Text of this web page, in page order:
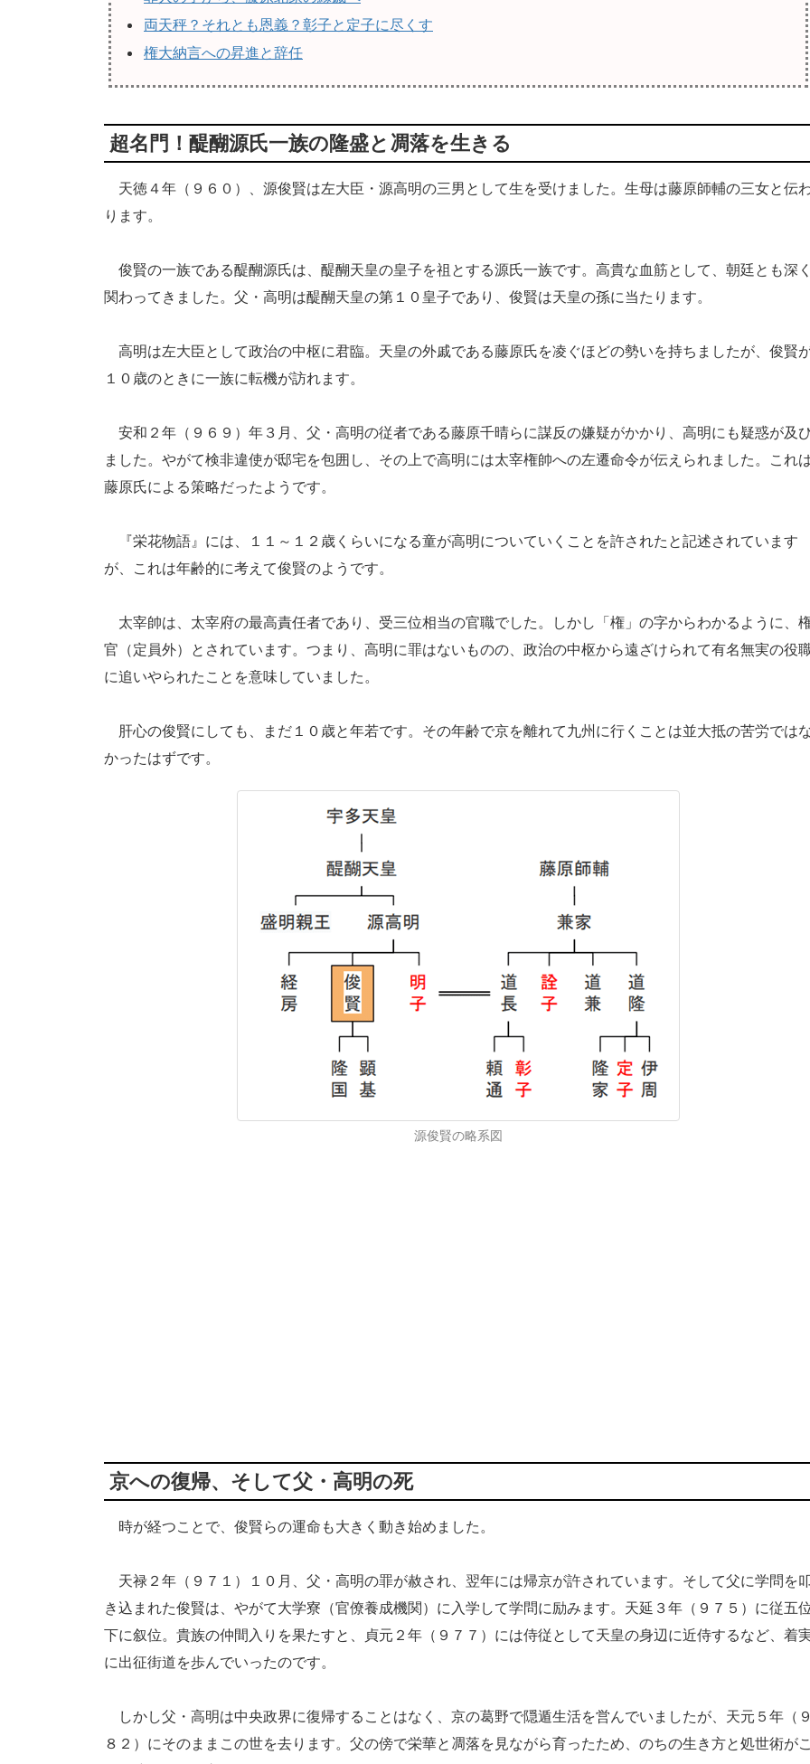
両天秤？それとも恩義？彰子と定子に尽くす
権大納言への昇進と辞任
超名門！醍醐源氏一族の隆盛と凋落を生きる
天徳４年（９６０）、源俊賢は左大臣・源高明の三男として生を受けました。生母は藤原師輔の三女と伝
ります。
俊賢の一族である醍醐源氏は、醍醐天皇の皇子を祖とする源氏一族です。高貴な血筋として、朝廷とも深く
関わってきました。父・高明は醍醐天皇の第１０皇子であり、俊賢は天皇の孫に当たります。
高明は左大臣として政治の中枢に君臨。天皇の外戚である藤原氏を凌ぐほどの勢いを持ちましたが、俊賢
１０歳のときに一族に転機が訪れます。
安和２年（９６９）年３月、父・高明の従者である藤原千晴らに謀反の嫌疑がかかり、高明にも疑惑が及
ました。やがて検非違使が邸宅を包囲し、その上で高明には太宰権帥への左遷命令が伝えられました。これ
藤原氏による策略だったようです。
『栄花物語』には、１１～１２歳くらいになる童が高明についていくことを許されたと記述されています
が、これは年齢的に考えて俊賢のようです。
太宰帥は、太宰府の最高責任者であり、受三位相当の官職でした。しかし「権」の字からわかるように、
官（定員外）とされています。つまり、高明に罪はないものの、政治の中枢から遠ざけられて有名無実の役
に追いやられたことを意味していました。
肝心の俊賢にしても、まだ１０歳と年若です。その年齢で京を離れて九州に行くことは並大抵の苦労では
かったはずです。
源俊賢の略系図
京への復帰、そして父・高明の死
時が経つことで、俊賢らの運命も大きく動き始めました。
天禄２年（９７１）１０月、父・高明の罪が赦され、翌年には帰京が許されています。そして父に学問を
き込まれた俊賢は、やがて大学寮（官僚養成機関）に入学して学問に励みます。天延３年（９７５）に従五
下に叙位。貴族の仲間入りを果たすと、貞元２年（９７７）には侍従として天皇の身辺に近侍するなど、着
に出征街道を歩んでいったのです。
しかし父・高明は中央政界に復帰することはなく、京の葛野で隠遁生活を営んでいましたが、天元５年（９
８２）にそのままこの世を去ります。父の傍で栄華と凋落を見ながら育ったため、のちの生き方と処世術がこ